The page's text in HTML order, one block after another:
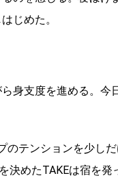
じめた。
身支度を進める。今
のテンションを少し
めたTAKEは宿を発